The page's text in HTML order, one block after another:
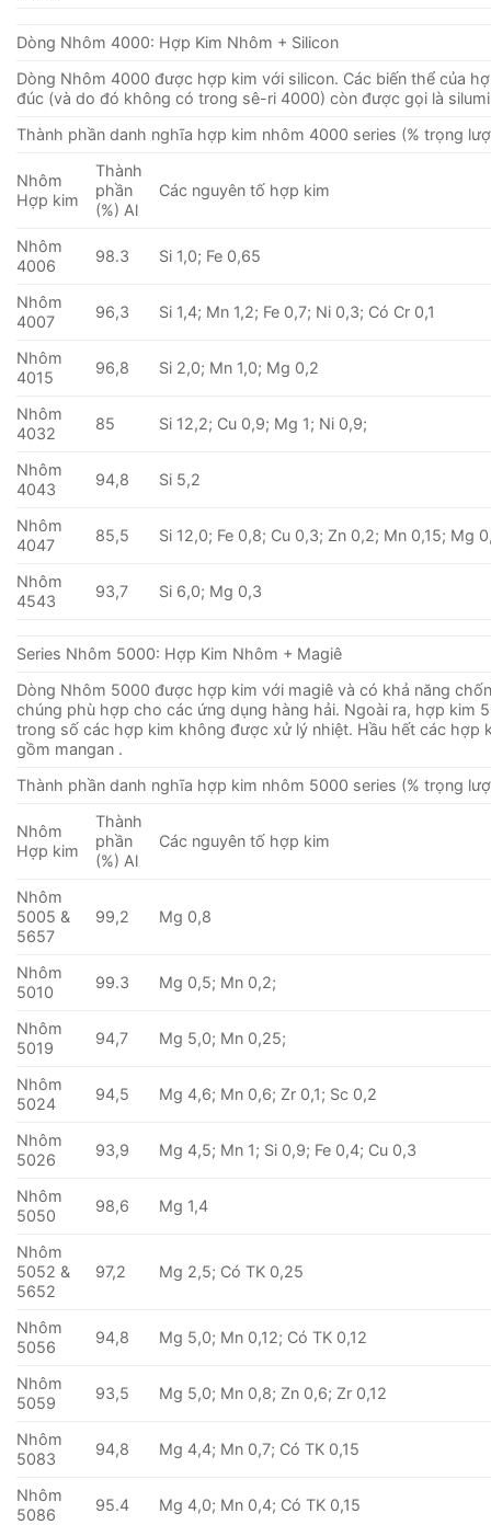
Dòng Nhôm 4000: Hợp Kim Nhôm + Silicon
Dòng Nhôm 4000 được hợp kim với silicon. Các biến thể của
đúc (và do đó không có trong sê-ri 4000) còn được gọi là
Thành phần danh nghĩa hợp kim nhôm 4000 series (% trọng
Nhôm
Hợp kim
Thành
phần
(%) Al
Các nguyên tố hợp kim
Nhôm
4006
98.3 Si 1,0; Fe 0,65
Nhôm
4007
96,3 Si 1,4; Mn 1,2; Fe 0,7; Ni 0,3; Có Cr 0,1
Nhôm
4015
96,8 Si 2,0; Mn 1,0; Mg 0,2
Nhôm
4032
85 Si 12,2; Cu 0,9; Mg 1; Ni 0,9;
Nhôm
4043
94,8 Si 5,2
Nhôm
4047
85,5 Si 12,0; Fe 0,8; Cu 0,3; Zn 0,2; Mn 0,15; Mg
Nhôm
4543
93,7 Si 6,0; Mg 0,3
Series Nhôm 5000: Hợp Kim Nhôm + Magiê
Dòng Nhôm 5000 được hợp kim với magiê và có khả năng
chúng phù hợp cho các ứng dụng hàng hải. Ngoài ra, hợp kim
trong số các hợp kim không được xử lý nhiệt. Hầu hết các hợp
gồm mangan .
Thành phần danh nghĩa hợp kim nhôm 5000 series (% trọng
Nhôm
Hợp kim
Thành
phần
(%) Al
Các nguyên tố hợp kim
Nhôm
5005 &
5657
99,2 Mg 0,8
Nhôm
5010
99.3 Mg 0,5; Mn 0,2;
Nhôm
5019
94,7 Mg 5,0; Mn 0,25;
Nhôm
5024
94,5 Mg 4,6; Mn 0,6; Zr 0,1; Sc 0,2
Nhôm
5026
93,9 Mg 4,5; Mn 1; Si 0,9; Fe 0,4; Cu 0,3
Nhôm
5050
98,6 Mg 1,4
Nhôm
5052 &
5652
97,2 Mg 2,5; Có TK 0,25
Nhôm
5056
94,8 Mg 5,0; Mn 0,12; Có TK 0,12
Nhôm
5059
93,5 Mg 5,0; Mn 0,8; Zn 0,6; Zr 0,12
Nhôm
5083
94,8 Mg 4,4; Mn 0,7; Có TK 0,15
Nhôm
5086
95.4 Mg 4,0; Mn 0,4; Có TK 0,15